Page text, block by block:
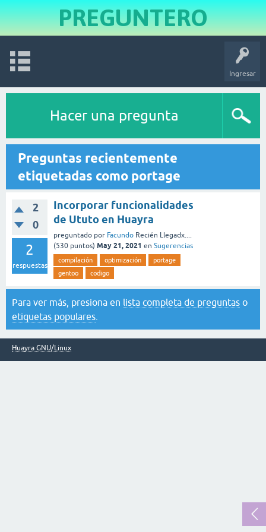
PREGUNTERO
Ingresar
Hacer una pregunta
Preguntas recientemente
etiquetadas como portage
2
0
2
respuestas
Incorporar funcionalidades
de Ututo en Huayra
preguntado por Facundo Recién Llegadx....
(530 puntos) May 21, 2021 en Sugerencias
compilación optimización
portage
gentoo
codigo
Para ver más, presiona en lista completa de preguntas o
etiquetas populares
Huayra GNU/Linux